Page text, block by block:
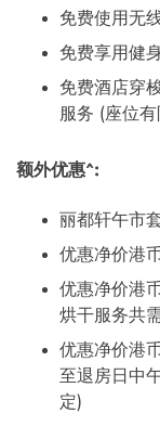
免费使用无
免费享用健
免费酒店穿
服务 (座位
额外优惠^:
丽都轩午市
优惠净价港
优惠净价港
烘干服务共
优惠净价港
至退房日中
定)